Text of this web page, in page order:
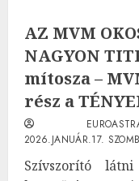
AZ MVM
NAGYON
mítosza –
rész a
2026.JANUÁR.17.
Szívszorító